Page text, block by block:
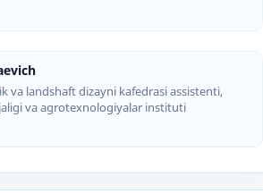
va landshaft dizayni kafedrasi assistenti,
va agrotexnologiyalar instituti